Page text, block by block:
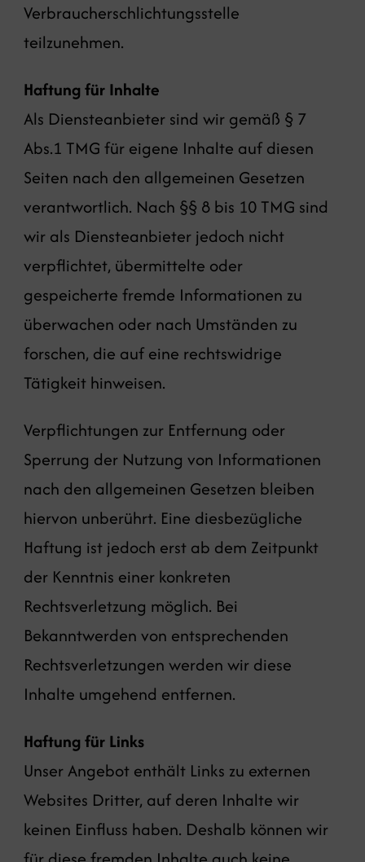
Verbraucherschlichtungsstelle
teilzunehmen.
Haftung für Inhalte
Als Diensteanbieter sind wir gemäß § 7
Abs.1 TMG für eigene Inhalte auf diesen
Seiten nach den allgemeinen Gesetzen
verantwortlich. Nach §§ 8 bis 10 TMG sind
wir als Diensteanbieter jedoch nicht
verpflichtet, übermittelte oder
gespeicherte fremde Informationen zu
überwachen oder nach Umständen zu
forschen, die auf eine rechtswidrige
Tätigkeit hinweisen.
Verpflichtungen zur Entfernung oder
Sperrung der Nutzung von Informationen
nach den allgemeinen Gesetzen bleiben
hiervon unberührt. Eine diesbezügliche
Haftung ist jedoch erst ab dem Zeitpunkt
der Kenntnis einer konkreten
Rechtsverletzung möglich. Bei
Bekanntwerden von entsprechenden
Rechtsverletzungen werden wir diese
Inhalte umgehend entfernen.
Haftung für Links
Unser Angebot enthält Links zu externen
Websites Dritter, auf deren Inhalte wir
keinen Einfluss haben. Deshalb können wir